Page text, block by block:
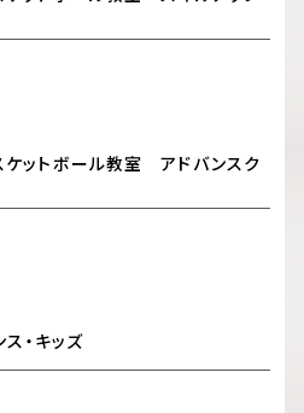
ケットボール教室 アドバンスク
・キッズ